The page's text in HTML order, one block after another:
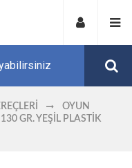
OYUN
GR. YEŞIL PLASTIK